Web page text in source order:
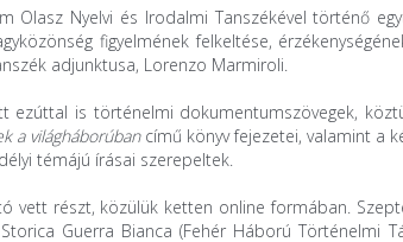
Olasz Nyelvi és Irodalmi Tanszékével történő
figyelmének felkeltése,
adjunktusa, Lorenzo Marmiroli.
ezúttal is történelmi dokumentumszövegek,
a világháborúbancímű könyv fejezetei, valamint a
témájú írásai szerepeltek.
vett részt, közülük ketten online formában.
Guerra Bianca (Fehér Háború Történelmi